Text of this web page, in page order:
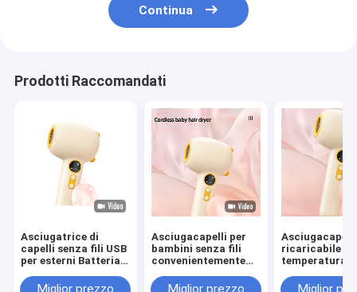
Continua
Prodotti Raccomandati
Asciugatrice di
capelli senza fili USB
per esterni Batteria
asciugatrice di
Asciugacapelli per
bambini senza fili
convenientemente
di ricarica GW 0.7KG
Asciugacapelli
ricaricabile a
temperatura
protezione